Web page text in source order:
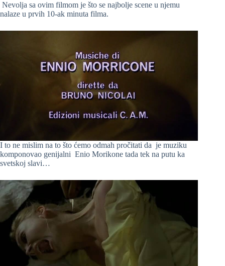
Nevolja sa ovim filmom je što se najbolje scene u njemu
nalaze u prvih 10-ak minuta filma.
I to ne mislim na to što ćemo odmah pročitati da je muziku
komponovao genijalni Enio Morikone tada tek na putu ka
svetskoj slavi…